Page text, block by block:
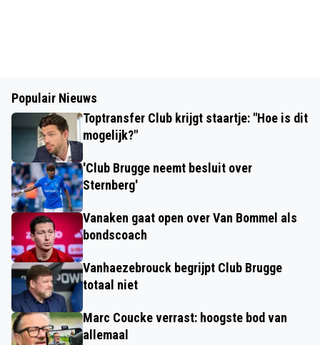
Populair Nieuws
Toptransfer Club krijgt staartje: "Hoe is dit
mogelijk?"
'Club Brugge neemt besluit over
Sternberg'
Vanaken gaat open over Van Bommel als
bondscoach
Vanhaezebrouck begrijpt Club Brugge
totaal niet
Marc Coucke verrast: hoogste bod van
allemaal